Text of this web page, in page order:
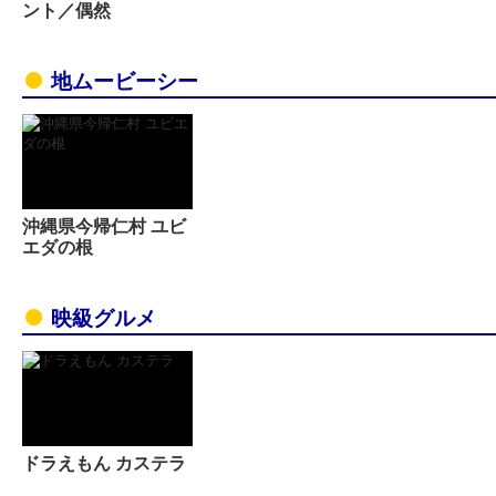
ント／偶然
地ムービーシー
沖縄県今帰仁村 ユビ
エダの根
映級グルメ
ドラえもん カステラ